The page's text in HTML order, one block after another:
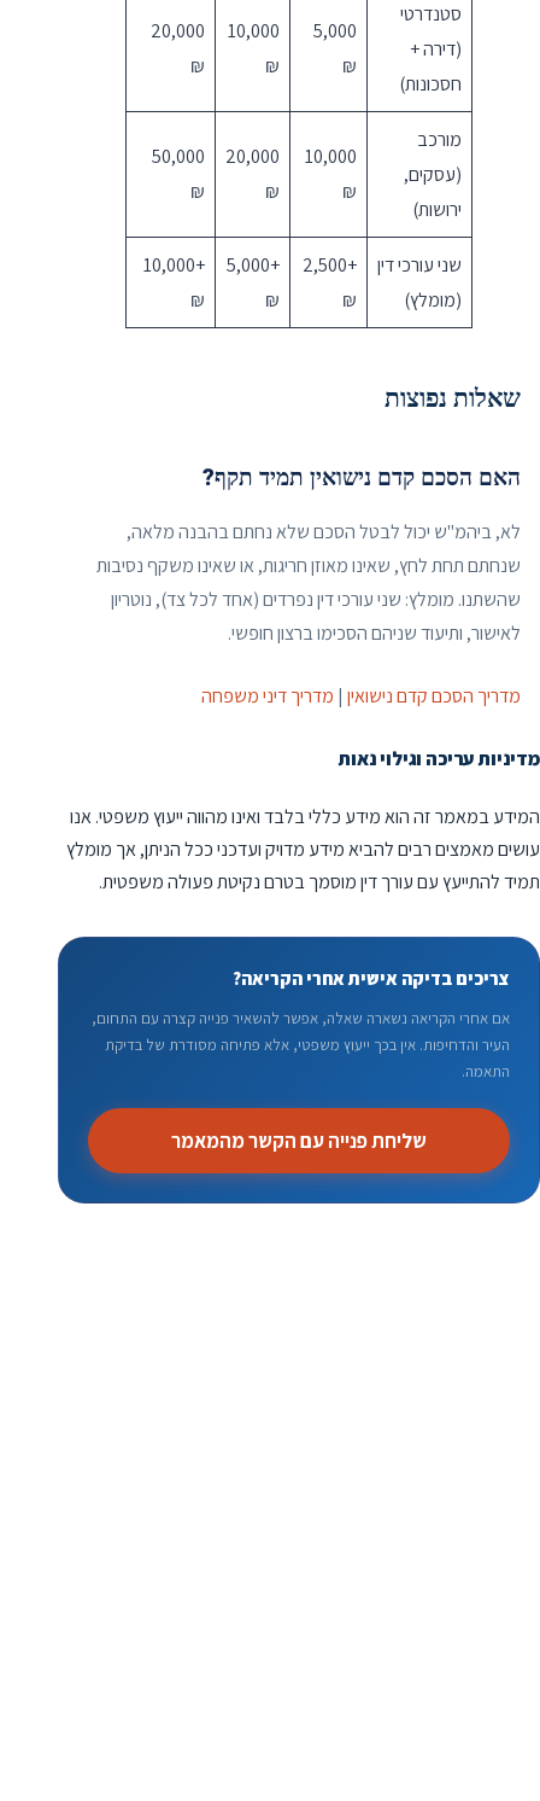
סטנדרטי
(דירה +
חסכונות)
5,000
₪
10,000
₪
20,000
₪
מורכב
(עסקים,
ירושות)
10,000
₪
20,000
₪
50,000
₪
שני עורכי דין
(מומלץ)
+2,500
₪
+5,000
₪
+10,000
₪
שאלות נפוצות
האם הסכם קדם נישואין תמיד תקף?
לא, ביהמ"ש יכול לבטל הסכם שלא נחתם בהבנה מלאה,
שנחתם תחת לחץ, שאינו מאוזן חריגות, או שאינו משקף נסיבות
שהשתנו. מומלץ: שני עורכי דין נפרדים (אחד לכל צד), נוטריון
לאישור, ותיעוד שניהם הסכימו ברצון חופשי.
מדריך הסכם קדם נישואין | מדריך דיני משפחה
מדיניות עריכה וגילוי נאות
המידע במאמר זה הוא מידע כללי בלבד ואינו מהווה ייעוץ משפטי. אנו
עושים מאמצים רבים להביא מידע מדויק ועדכני ככל הניתן, אך מומלץ
תמיד להתייעץ עם עורך דין מוסמך בטרם נקיטת פעולה משפטית.
צריכים בדיקה אישית אחרי הקריאה?
אם אחרי הקריאה נשארה שאלה, אפשר להשאיר פנייה קצרה עם התחום,
העיר והדחיפות. אין בכך ייעוץ משפטי, אלא פתיחה מסודרת של בדיקת
התאמה.
שליחת פנייה עם הקשר מהמאמר